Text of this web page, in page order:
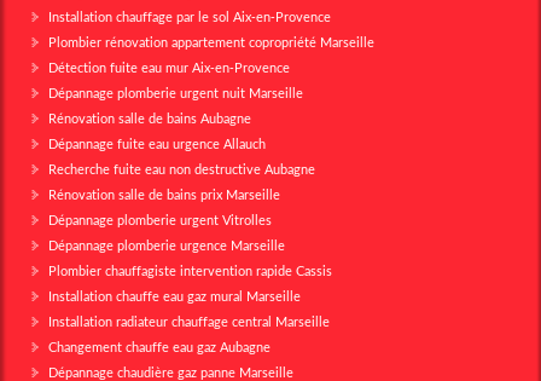
Installation chauffage par le sol Aix-en-Provence
Plombier rénovation appartement copropriété Marseille
Détection fuite eau mur Aix-en-Provence
Dépannage plomberie urgent nuit Marseille
Rénovation salle de bains Aubagne
Dépannage fuite eau urgence Allauch
Recherche fuite eau non destructive Aubagne
Rénovation salle de bains prix Marseille
Dépannage plomberie urgent Vitrolles
Dépannage plomberie urgence Marseille
Plombier chauffagiste intervention rapide Cassis
Installation chauffe eau gaz mural Marseille
Installation radiateur chauffage central Marseille
Changement chauffe eau gaz Aubagne
Dépannage chaudière gaz panne Marseille